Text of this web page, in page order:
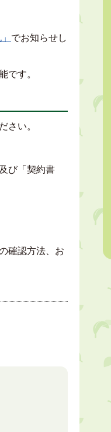
でお知らせし
です。
さい。
び「契約書
確認方法、お